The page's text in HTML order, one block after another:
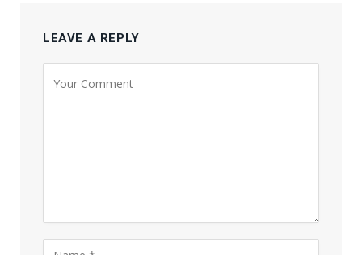
LEAVE A REPLY